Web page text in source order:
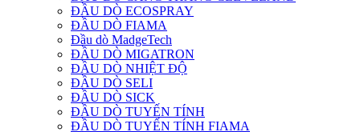
ĐẦU DÒ ECOSPRAY
ĐẦU DÒ FIAMA
Đầu dò MadgeTech
ĐẦU DÒ MIGATRON
ĐẦU DÒ NHIỆT ĐỘ
ĐẦU DÒ SELI
ĐẦU DÒ SICK
ĐẦU DÒ TUYẾN TÍNH
ĐẦU DÒ TUYẾN TÍNH FIAMA